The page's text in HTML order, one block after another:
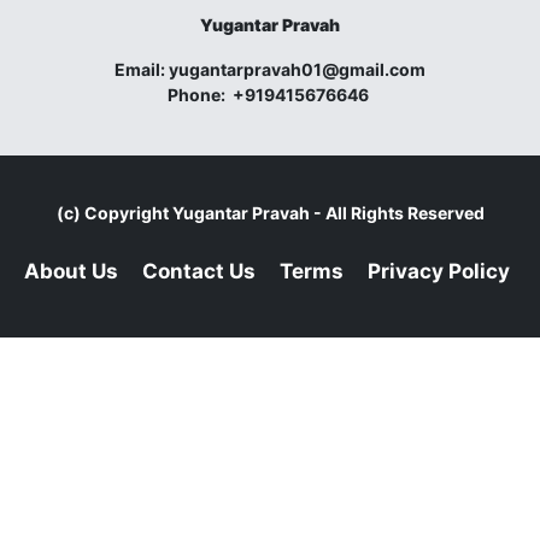
Yugantar Pravah
Email:yugantarpravah01@gmail.com
Phone: +919415676646
(c) CopyrightYugantar Pravah - All Rights Reserved
About Us Contact Us Terms Privacy Policy